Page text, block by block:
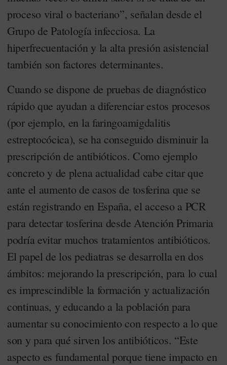
proceso viral o bacteriano”, señalan desde el
Grupo de Patología infecciosa. La
hiperfrecuentación y la alta presión asistencial
también son factores determinantes.
Cuando se dispone de pruebas de diagnóstico
rápido que ayudan a diferenciar estos procesos
(por ejemplo, en la faringoamigdalitis
estreptocócica), se ha conseguido disminuir la
prescripción de antibióticos. Como ejemplo
concreto y de plena actualidad cabe citar que
ante el aumento de casos de tosferina que se
están registrando en España, el acceso a PCR
para detectar tosferina desde Atención Primaria
podría evitar muchos tratamientos antibióticos.
El papel de los pediatras se desarrolla en dos
ámbitos: mejorando la prescripción, para lo cual
es imprescindible la formación y actualización
continuas, y educando a la población para
aumentar su conocimiento con respecto a lo que
son y para qué sirven los antibióticos. “Este
aspecto es fundamental porque tiene impacto en